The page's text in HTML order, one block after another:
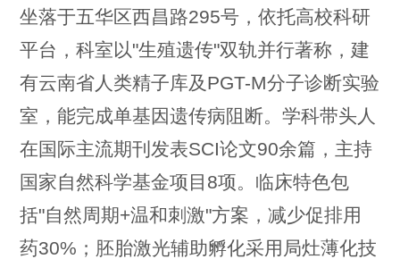
坐落于五华区西昌路295号，依托高校科研
平台，科室以"生殖遗传"双轨并行著称，建
有云南省人类精子库及PGT-M分子诊断实验
室，能完成单基因遗传病阻断。学科带头人
在国际主流期刊发表SCI论文90余篇，主持
国家自然科学基金项目8项。临床特色包
括"自然周期+温和刺激"方案，减少促排用
药30%；胚胎激光辅助孵化采用局灶薄化技